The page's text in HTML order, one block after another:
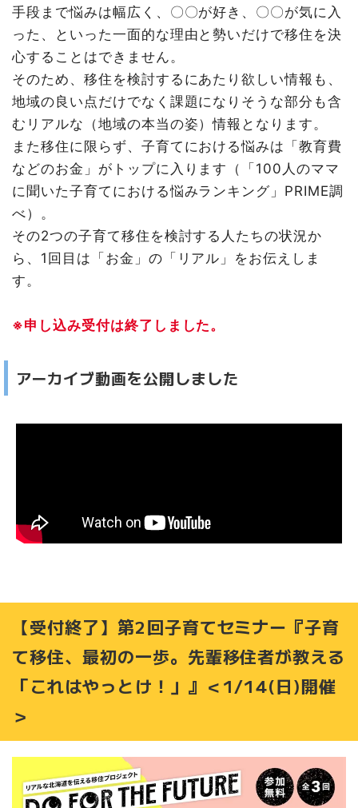
手段まで悩みは幅広く、〇〇が好き、〇〇が気に入
った、といった一面的な理由と勢いだけで移住を決
心することはできません。
そのため、移住を検討するにあたり欲しい情報も、
地域の良い点だけでなく課題になりそうな部分も含
むリアルな（地域の本当の姿）情報となります。
また移住に限らず、子育てにおける悩みは「教育費
などのお金」がトップに入ります（「100人のママ
に聞いた子育てにおける悩みランキング」PRIME調
べ）。
その2つの子育て移住を検討する人たちの状況か
ら、1回目は「お金」の「リアル」をお伝えしま
す。
※申し込み受付は終了しました。
アーカイブ動画を公開しました
【受付終了】第2回子育てセミナー『子育
て移住、最初の一歩。先輩移住者が教える
「これはやっとけ！」』＜1/14(日)開催
＞